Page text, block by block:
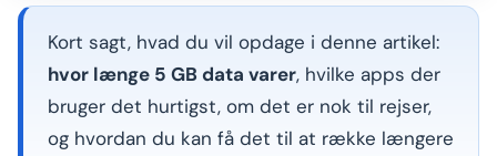
Kort sagt, hvad du vil opdage i denne artikel:
hvor længe 5 GB data varer, hvilke apps der
bruger det hurtigst, om det er nok til rejser,
og hvordan du kan få det til at række længere